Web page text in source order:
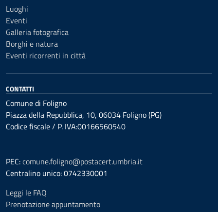
Luoghi
Eventi
Galleria fotografica
Borghi e natura
Eventi ricorrenti in città
CONTATTI
Comune di Foligno
Piazza della Repubblica, 10, 06034 Foligno (PG)
Codice fiscale / P. IVA:00166560540
PEC:comune.foligno@postacert.umbria.it
Centralino unico: 0742330001
Leggi le FAQ
Prenotazione appuntamento